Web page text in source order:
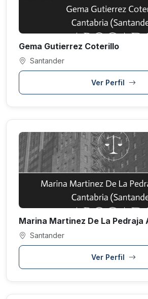
Gema Gutierrez Coterillo
Santander
Ver Perfil
Marina Martinez De La Pedraja
Santander
Ver Perfil